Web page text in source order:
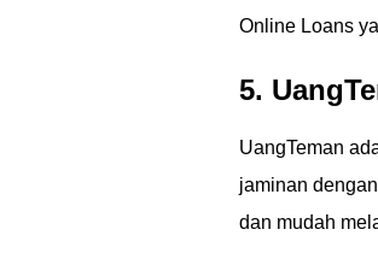
Online Loans
5.
UangTeman
jaminan
dan mudah